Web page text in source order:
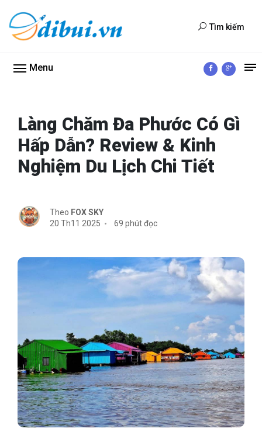
Tìm kiếm
Menu
Làng Chăm Đa Phước Có Gì
Hấp Dẫn? Review & Kinh
Nghiệm Du Lịch Chi Tiết
Theo FOX SKY
20 Th11 2025
69 phút đọc